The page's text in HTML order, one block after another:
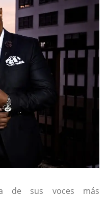
de sus voces más